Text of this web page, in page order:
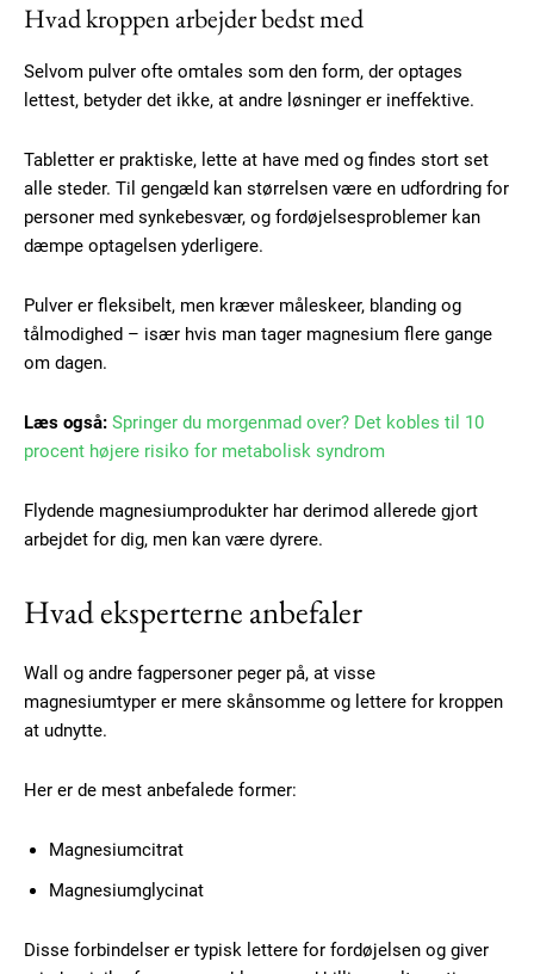
Subscription Plans
Free limited access
Gratis
Praesent euismod ac
Hvad kroppen arbejder bedst med
Selvom pulver ofte omtales som den form, der optages
lettest, betyder det ikke, at andre løsninger er ineffektive.
Tabletter er praktiske, lette at have med og findes stort set
alle steder. Til gengæld kan størrelsen være en udfordring for
personer med synkebesvær, og fordøjelsesproblemer kan
dæmpe optagelsen yderligere.
Pulver er fleksibelt, men kræver måleskeer, blanding og
tålmodighed – især hvis man tager magnesium flere gange
om dagen.
Læs også: Springer du morgenmad over? Det kobles til 10
procent højere risiko for metabolisk syndrom
Flydende magnesiumprodukter har derimod allerede gjort
arbejdet for dig, men kan være dyrere.
Hvad eksperterne anbefaler
Wall og andre fagpersoner peger på, at visse
magnesiumtyper er mere skånsomme og lettere for kroppen
at udnytte.
Her er de mest anbefalede former:
Magnesiumcitrat
Magnesiumglycinat
Disse forbindelser er typisk lettere for fordøjelsen og giver